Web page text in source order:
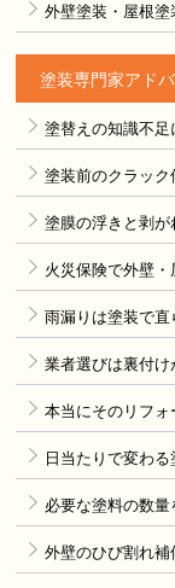
外壁塗装・屋根
塗装専門家アド
塗替えの知識不
塗装前のクラッ
塗膜の浮きと剥が
火災保険で外壁・
雨漏りは塗装で直
業者選びは裏付け
本当にそのリフォ
日当たりで変わる
必要な塗料の数
外壁のひび割れ